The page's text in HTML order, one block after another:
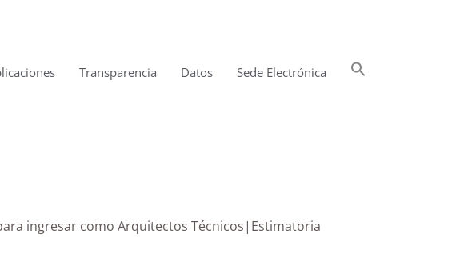
Transparencia Datos Sede Electrónica
para ingresar como Arquitectos Técnicos|Estimatoria